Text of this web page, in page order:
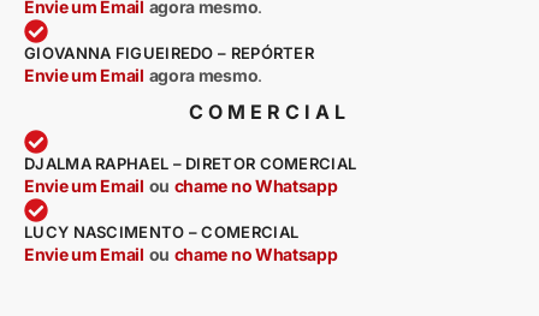
Envie um Email agora mesmo.
GIOVANNA FIGUEIREDO – REPÓRTER
Envie um Email agora mesmo.
COMERCIAL
DJALMA RAPHAEL – DIRETOR COMERCIAL
Envie um Email ou chame no Whatsapp
LUCY NASCIMENTO – COMERCIAL
Envie um Email ou chame no Whatsapp